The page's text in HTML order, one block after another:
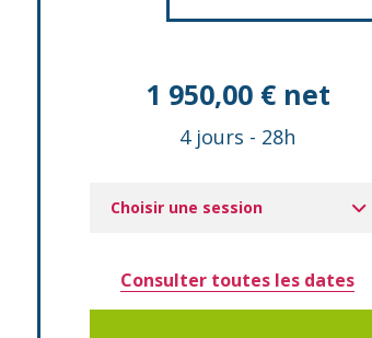
1 950,00 € net
4 jours - 28h
Choisir une session
Consulter toutes les dates